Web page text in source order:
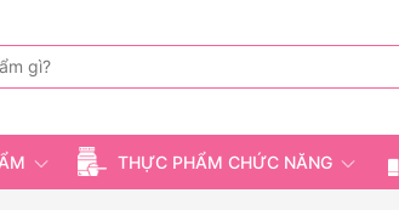
THỰC PHẨM CHỨC NĂNG